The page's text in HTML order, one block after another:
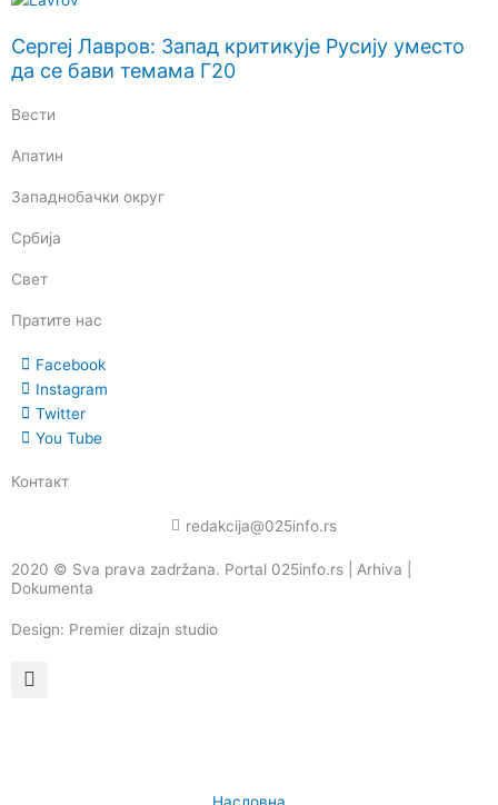
Сергеј Лавров: Запад критикује Русију уместо
да се бави темама Г20
Вести
Апатин
Западнобачки округ
Србија
Свет
Пратите нас
Facebook
Instagram
Twitter
You Tube
Контакт
redakcija@025info.rs
2020 © Sva prava zadržana. Portal 025info.rs | Arhiva
Dokumenta
Design: Premier dizajn studio